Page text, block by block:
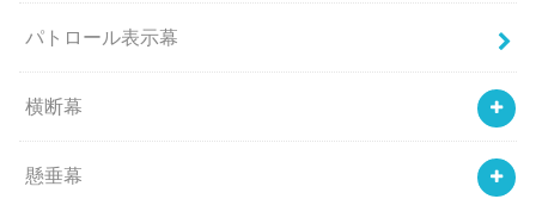
パトロール表示幕
横断幕
懸垂幕